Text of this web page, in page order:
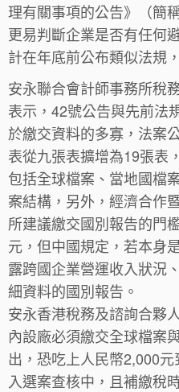
理有關事項的公告》（簡
更易判斷企業是否有任何
計在年底前公布類似法規
安永聯合會計師事務所稅
表示，42號公告與先前法
於繳交資料的多寡，法案
表從九張表擴增為19張表
包括全球檔案、當地國檔
案結構，另外，經濟合作
所建議繳交國別報告的門
元，但中國規定，若本身
露跨國企業營運收入狀況
細資料的國別報告。
安永香港稅務及諮詢合夥
內設廠必須繳交全球檔案
出，恐吃上人民幣2,000
入選案查核中，且補繳稅